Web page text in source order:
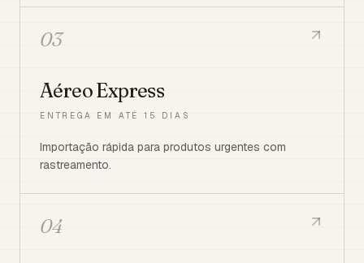
03
Aéreo Express
ENTREGA EM ATÉ 15 DIAS
Importação rápida para produtos urgentes com
rastreamento.
04